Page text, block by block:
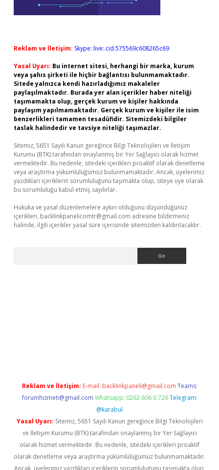
Reklam ve İletişim: Skype: live:.cid.575569c608265c69
Yasal Uyarı: Bu internet sitesi, herhangi bir marka, kurum
veya şahıs şirketi ile hiçbir bağlantısı bulunmamaktadır.
Sitede yalnızca kendi hazırladığımız makaleler
paylaşılmaktadır. Burada yer alan içerikler haber niteliği
taşımamakta olup, gerçek kurum ve kişiler hakkında
paylaşım yapılmamaktadır. Gerçek kurum ve kişiler ile isim
benzerlikleri tamamen tesadüfidir. Sitemizdeki bilgiler
taslak halindedir ve tavsiye niteliği taşımazlar.
Sitemiz, 5651 Sayılı Kanun gereğince Bilgi Teknolojileri ve İletişim
Kurumu (BTK) tarafından onaylanmış bir Yer Sağlayıcı olarak hizmet
vermektedir. Bu nedenle, sitedeki içerikleri proaktif olarak denetleme
veya araştırma yükümlülüğümüz bulunmamaktadır. Ancak, üyelerimiz
yazdıkları içeriklerin sorumluluğunu taşımakta olup, siteye üye olarak
bu sorumluluğu kabul etmiş sayılırlar.
Hukuka ve yasal düzenlemelere aykırı olduğunu düşündüğünüz
içerikleri, backlinkpanelicomtr@gmail.com adresine bildirmeniz
halinde, ilgili içerikler yasal süre içerisinde sitemizden kaldırılacaktır.
Reklam ve İletişim: E-mail: backlinkpaneli@gmail.com Teams:
forumhizmeti@gmail.com Whatsapp: 0262 606 0 726 Telegram:
@karabul
Yasal Uyarı: Sitemiz, 5651 Sayılı Kanun gereğince Bilgi Teknolojileri
ve İletişim Kurumu (BTK) tarafından onaylanmış bir Yer Sağlayıcı
olarak hizmet vermektedir. Bu nedenle, sitedeki içerikleri proaktif
olarak denetleme veya araştırma yükümlülüğümüz bulunmamaktadır.
Ancak, üyelerimiz yazdıkları içeriklerin sorumluluğunu taşımakta olup,